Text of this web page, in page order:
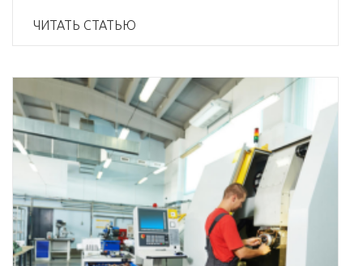
ЧИТАТЬ СТАТЬЮ